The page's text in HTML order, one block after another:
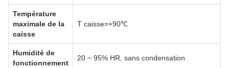
Température
maximale de la
caisse
T caisse=+90℃
Humidité de
fonctionnement
20 ~ 95% HR, sans condensation